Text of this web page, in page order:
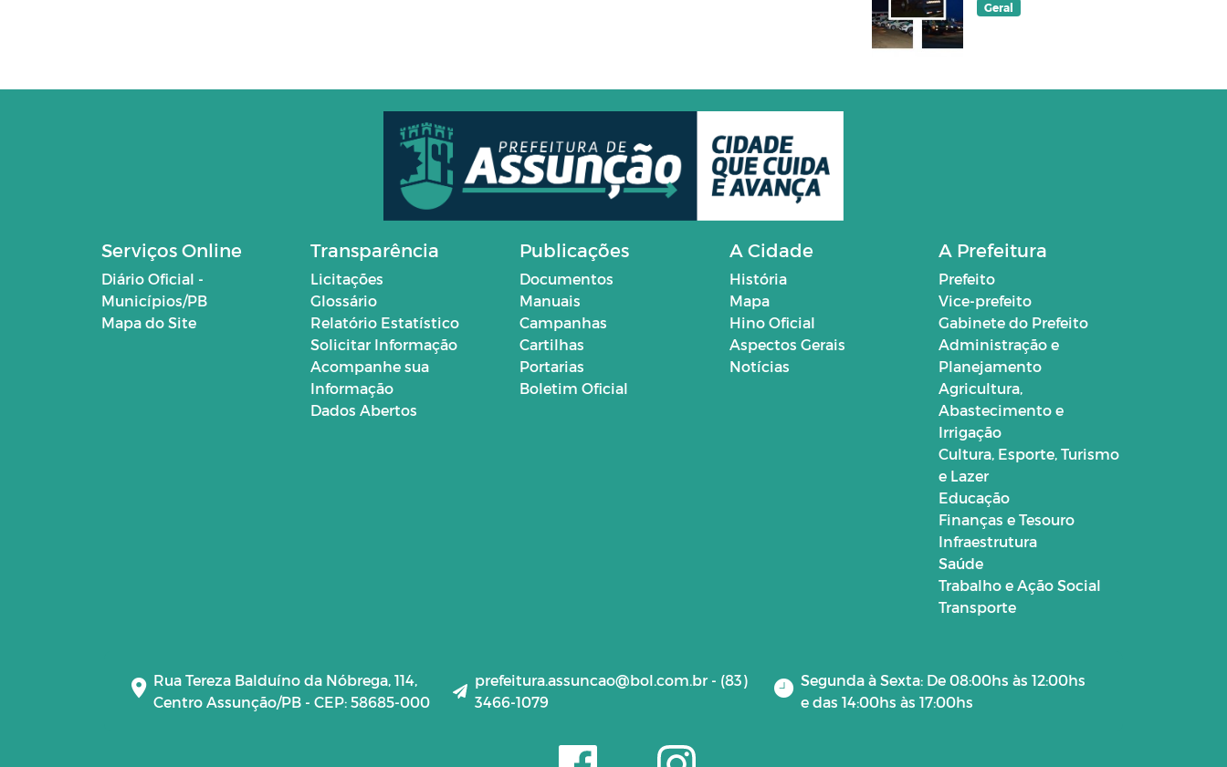
Geral
Serviços Online
Diário Oficial -
Municípios/PB
Mapa do Site
Transparência
Licitações
Glossário
Relatório Estatístico
Solicitar Informação
Acompanhe sua
Informação
Dados Abertos
Publicações
Documentos
Manuais
Campanhas
Cartilhas
Portarias
Boletim Oficial
A Cidade
História
Mapa
Hino Oficial
Aspectos Gerais
Notícias
A Prefeitura
Prefeito
Vice-prefeito
Gabinete do Prefeito
Administração e
Planejamento
Agricultura,
Abastecimento e
Irrigação
Cultura, Esporte, Turismo
e Lazer
Educação
Finanças e Tesouro
Infraestrutura
Saúde
Trabalho e Ação Social
Transporte
Rua Tereza Balduíno da Nóbrega, 114,
Centro Assunção/PB - CEP: 58685-000
prefeitura.assuncao@bol.com.br - (83)
3466-1079
Segunda à Sexta: De 08:00hs às 12:00hs
e das 14:00hs às 17:00hs